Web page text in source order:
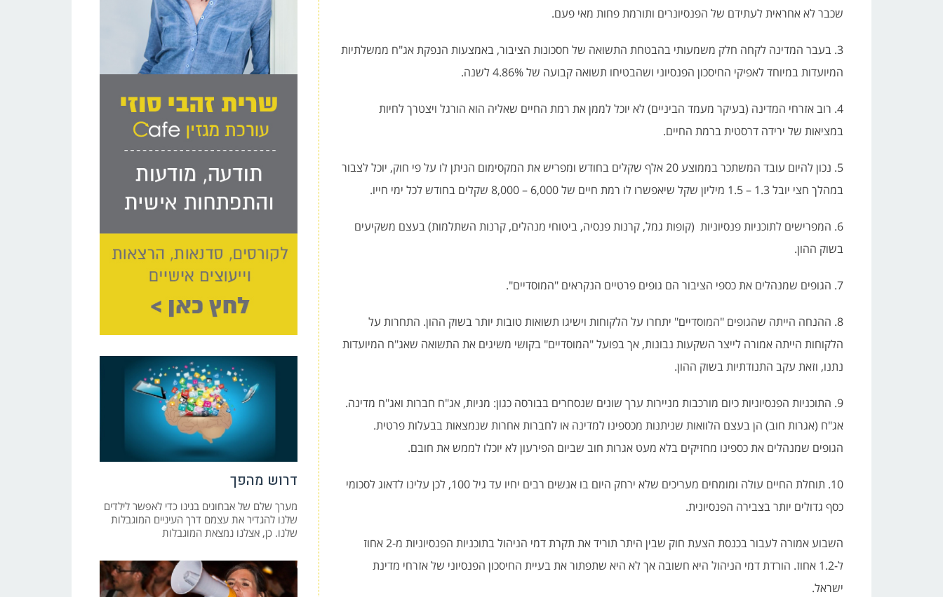
שכבר לא אחראית לעתידם של הפנסיונרים ותורמת פחות מאי פעם.
3. בעבר המדינה לקחה חלק משמעותי בהבטחת התשואה של חסכונות הציבור, באמצעות הנפקת אג"ח ממשלתיות
המיועדות במיוחד לאפיקי החיסכון הפנסיוני ושהבטיחו תשואה קבועה של 4.86% לשנה.
4. רוב אזרחי המדינה (בעיקר מעמד הביניים) לא יוכל לממן את רמת החיים שאליה הוא הורגל ויצטרך לחיות
במציאות של ירידה דרסטית ברמת החיים.
5. נכון להיום עובד המשתכר בממוצע 20 אלף שקלים בחודש ומפריש את המקסימום הניתן לו על פי חוק, יוכל לצבור
במהלך חצי יובל 1.3 – 1.5 מיליון שקל שיאפשרו לו רמת חיים של 6,000 – 8,000 שקלים בחודש לכל ימי חייו.
6. המפרישים לתוכניות פנסיוניות (קופות גמל, קרנות פנסיה, ביטוחי מנהלים, קרנות השתלמות) בעצם משקיעים
בשוק ההון.
7. הגופים שמנהלים את כספי הציבור הם גופים פרטיים הנקראים "המוסדיים".
8. ההנחה הייתה שהגופים "המוסדיים" יתחרו על הלקוחות וישיגו תשואות טובות יותר בשוק ההון. התחרות על
הלקוחות הייתה אמורה לייצר השקעות נבונות, אך בפועל "המוסדיים" בקושי משיגים את התשואה שאג"ח המיועדות
נתנו, וזאת עקב התנודתיות בשוק ההון.
9. התוכניות הפנסיוניות כיום מורכבות מניירות ערך שונים שנסחרים בבורסה כגון: מניות, אג"ח חברות ואג"ח מדינה.
אג"ח (אגרות חוב) הן בעצם הלוואות שניתנות מכספינו למדינה או לחברות אחרות שנמצאות בבעלות פרטית.
הגופים שמנהלים את כספינו מחזיקים בלא מעט אגרות חוב שביום הפירעון לא יוכלו לממש את חובם.
10. תוחלת החיים עולה ומומחים מעריכים שלא ירחק היום בו אנשים רבים יחיו עד גיל 100, לכן עלינו לדאוג לסכומי
כסף גדולים יותר בצבירה הפנסיונית.
השבוע אמורה לעבור בכנסת הצעת חוק שבין היתר תוריד את תקרת דמי הניהול בתוכניות הפנסיוניות מ-2 אחוז
ל-1.2 אחוז. הורדת דמי הניהול היא חשובה אך לא היא שתפתור את בעיית החיסכון הפנסיוני של אזרחי מדינת
ישראל.
דרוש מהפך
מערך שלם של אבחונים בנינו כדי לאפשר לילדים
שלנו להגדיר את עצמם דרך העיניים המוגבלות
שלנו. כן, אצלנו נמצאת המוגבלות